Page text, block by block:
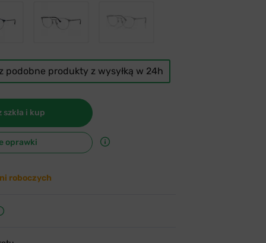
podobne produkty z wysyłką w 24h
i kup
oprawki
roboczych